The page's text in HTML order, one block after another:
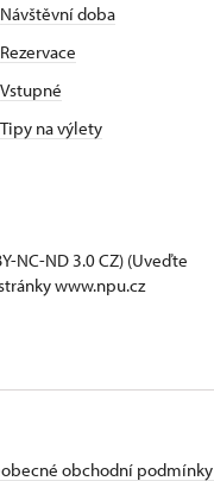
Návštěvní doba
Rezervace
Vstupné
Tipy na výlety
NC-ND 3.0 CZ) (Uveďte
www.npu.cz
obchodní podmínky